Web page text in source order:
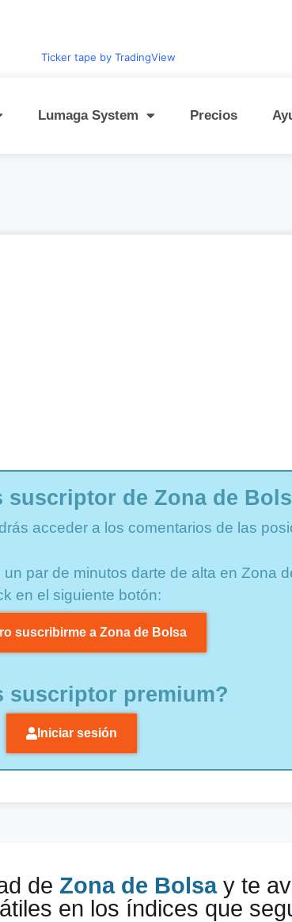
Ticker tape by TradingView
Lumaga System Precios
suscriptor de Zona de
acceder a los comentarios de las
par de minutos darte de alta en Zona
en el siguiente botón:
suscribirme a Zona de Bolsa
suscriptor premium?
Iniciar sesión
de Zona de Bolsay te
en los índices que